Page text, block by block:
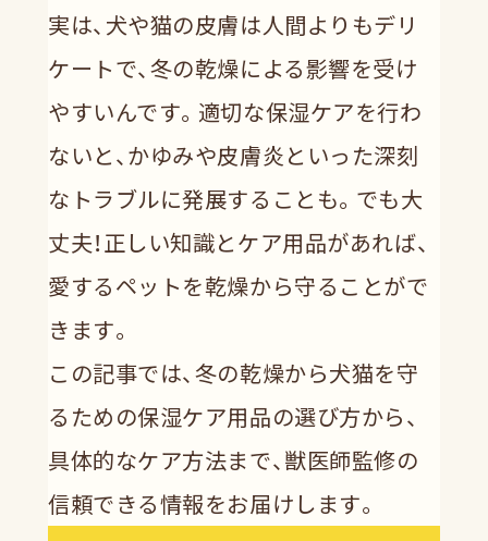
実は、犬や猫の皮膚は人間よりもデリ
ケートで、冬の乾燥による影響を受け
やすいんです。適切な保湿ケアを行わ
ないと、かゆみや皮膚炎といった深刻
なトラブルに発展することも。でも大
丈夫！正しい知識とケア用品があれば、
愛するペットを乾燥から守ることがで
きます。
この記事では、冬の乾燥から犬猫を守
るための保湿ケア用品の選び方から、
具体的なケア方法まで、獣医師監修の
信頼できる情報をお届けします。